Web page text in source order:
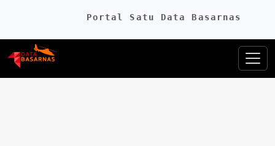
Portal Satu Data Basarnas